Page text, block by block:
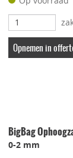
Opnemen in
BigBag
0-2 mm